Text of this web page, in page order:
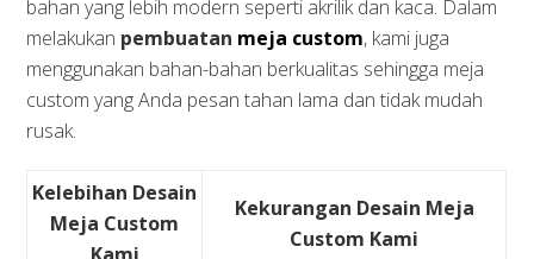
bahan yang lebih modern seperti akrilik dan kaca. Dalam
melakukan pembuatan meja custom, kami juga
menggunakan bahan-bahan berkualitas sehingga meja
custom yang Anda pesan tahan lama dan tidak mudah
rusak.
Kelebihan Desain
Meja Custom
Kekurangan Desain Meja
Custom Kami